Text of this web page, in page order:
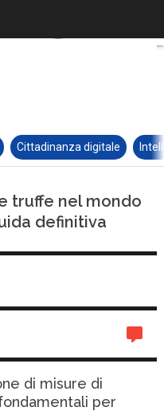
Cittadinanza digitale
truffe nel mondo
definitiva
di misure di
per